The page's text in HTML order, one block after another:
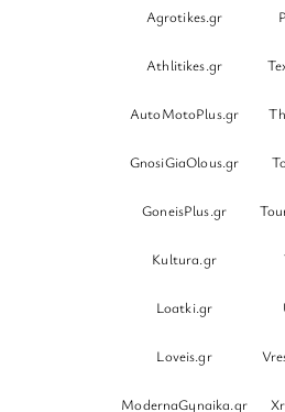
Agrotikes.gr
Athlitikes.gr
AutoMotoPlus.gr
GnosiGiaOlous.gr
GoneisPlus.gr
Kultura.gr
Loatki.gr
Loveis.gr
ModernaGynaika.gr